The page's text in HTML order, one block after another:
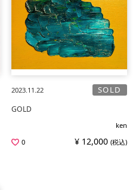
2023.11.22 SOLD
GOLD
ken
0
¥ 12,000 (税込)